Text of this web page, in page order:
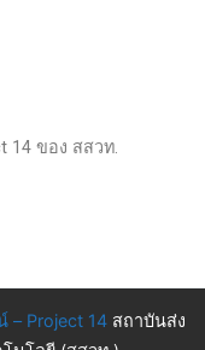
14 ของ สสวท.
– Project 14สถาบันส่ง